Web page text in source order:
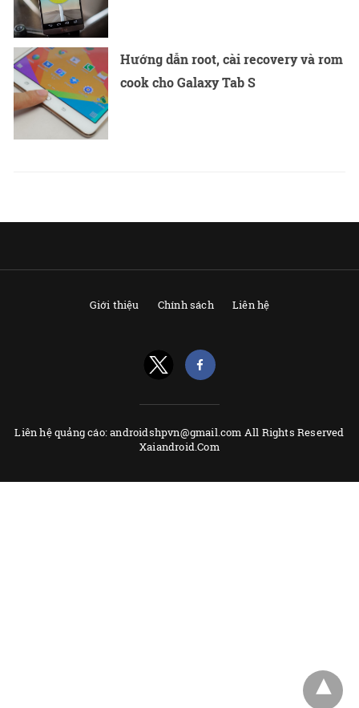
Hướng dẫn root, cài recovery và rom
cook cho Galaxy Tab S
Giới thiệu Chính sách Liên hệ
Liên hệ quảng cáo: androidshpvn@gmail.com All Rights Reserved
Xaiandroid.Com